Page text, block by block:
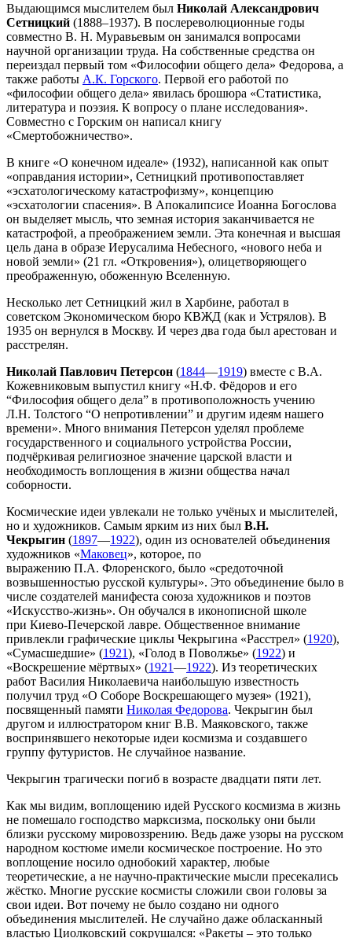
Выдающимся мыслителем был Николай Александрович
Сетницкий (1888–1937). В послереволюционные годы
совместно В. Н. Муравьевым он занимался вопросами
научной организации труда. На собственные средства он
переиздал первый том «Философии общего дела» Федорова, а
также работы А.К. Горского. Первой его работой по
«философии общего дела» явилась брошюра «Статистика,
литература и поэзия. К вопросу о плане исследования».
Совместно с Горским он написал книгу
«Смертобожничество».
В книге «О конечном идеале» (1932), написанной как опыт
«оправдания истории», Сетницкий противопоставляет
«эсхатологическому катастрофизму», концепцию
«эсхатологии спасения». В Апокалипсисе Иоанна Богослова
он выделяет мысль, что земная история заканчивается не
катастрофой, а преображением земли. Эта конечная и высшая
цель дана в образе Иерусалима Небесного, «нового неба и
новой земли» (21 гл. «Откровения»), олицетворяющего
преображенную, обоженную Вселенную.
Несколько лет Сетницкий жил в Харбине, работал в
советском Экономическом бюро КВЖД (как и Устрялов). В
1935 он вернулся в Москву. И через два года был арестован и
расстрелян.
Николай Павлович Петерсон (1844—1919) вместе с В.А.
Кожевниковым выпустил книгу «Н.Ф. Фёдоров и его
“Философия общего дела” в противоположность учению
Л.Н. Толстого “О непротивлении” и другим идеям нашего
времени». Много внимания Петерсон уделял проблеме
государственного и социального устройства России,
подчёркивая религиозное значение царской власти и
необходимость воплощения в жизни общества начал
соборности.
Космические идеи увлекали не только учёных и мыслителей,
но и художников. Самым ярким из них был В.Н.
Чекрыгин (1897—1922), один из основателей объединения
художников «Маковец», которое, по
выражению П.А. Флоренского, было «средоточной
возвышенностью русской культуры». Это объединение было в
числе создателей манифеста союза художников и поэтов
«Искусство-жизнь». Он обучался в иконописной школе
при Киево-Печерской лавре. Общественное внимание
привлекли графические циклы Чекрыгина «Расстрел» (1920),
«Сумасшедшие» (1921), «Голод в Поволжье» (1922) и
«Воскрешение мёртвых» (1921—1922). Из теоретических
работ Василия Николаевича наибольшую известность
получил труд «О Соборе Воскрешающего музея» (1921),
посвященный памяти Николая Федорова. Чекрыгин был
другом и иллюстратором книг В.В. Маяковского, также
воспринявшего некоторые идеи космизма и создавшего
группу футуристов. Не случайное название.
Чекрыгин трагически погиб в возрасте двадцати пяти лет.
Как мы видим, воплощению идей Русского космизма в жизнь
не помешало господство марксизма, поскольку они были
близки русскому мировоззрению. Ведь даже узоры на русском
народном костюме имели космическое построение. Но это
воплощение носило однобокий характер, любые
теоретические, а не научно-практические мысли пресекались
жёстко. Многие русские космисты сложили свои головы за
свои идеи. Вот почему не было создано ни одного
объединения мыслителей. Не случайно даже обласканный
властью Циолковский сокрушался: «Ракеты – это только